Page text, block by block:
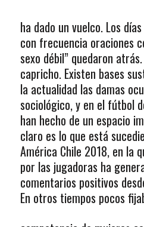
ha dado un vuelco. Los
con frecuencia oraciones
sexo débil” quedaron
capricho. Existen bases
la actualidad las damas
sociológico, y en el fútbol
han hecho de un espacio
claro es lo que está
América Chile 2018, en la
por las jugadoras ha
comentarios positivos
En otros tiempos pocos